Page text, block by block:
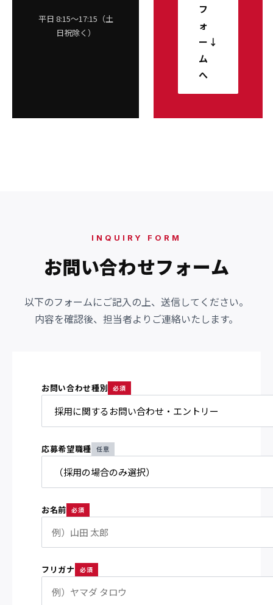
平日 8:15〜17:15（土
日祝除く）
フ
ォ
ー
ム
へ
↓
INQUIRY FORM
お問い合わせフォーム
以下のフォームにご記入の上、送信してください。
内容を確認後、担当者よりご連絡いたします。
お問い合わせ種別 必須
応募希望職種 任意
お名前 必須
フリガナ 必須